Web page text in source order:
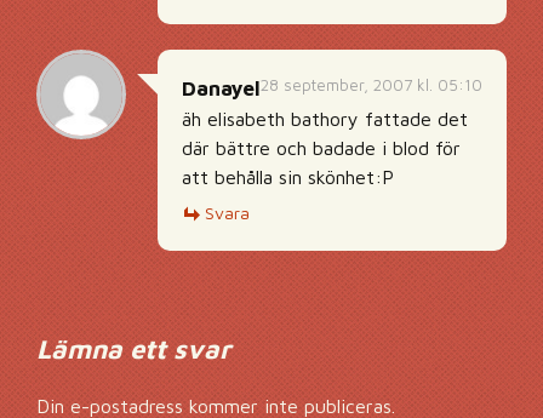
28 september, 2007 kl. 05:10
Danayel
äh elisabeth bathory fattade det
där bättre och badade i blod för
att behålla sin skönhet:P
Svara
Lämna ett svar
Din e-postadress kommer inte publiceras.